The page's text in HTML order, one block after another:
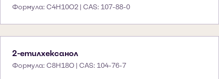
Формула: C4H10O2 | CAS: 107-88-0
2-етилхексанол
Формула: C8H18O | CAS: 104-76-7